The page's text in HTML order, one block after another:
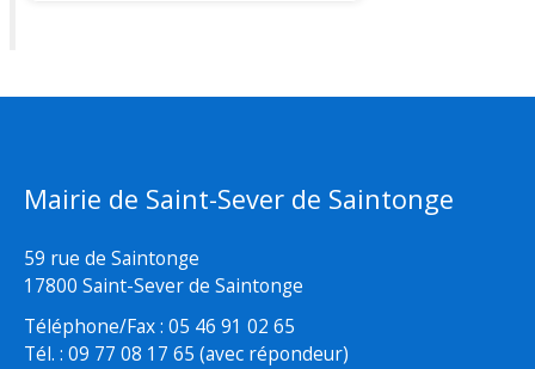
Mairie de Saint-Sever de Saintonge
59 rue de Saintonge
17800 Saint-Sever de Saintonge
Téléphone/Fax : 05 46 91 02 65
Tél. : 09 77 08 17 65 (avec répondeur)